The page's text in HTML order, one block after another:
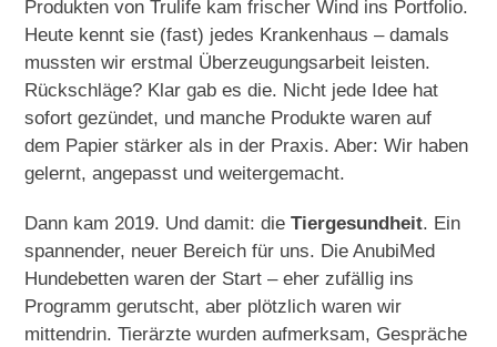
Produkten von Trulife kam frischer Wind ins Portfolio.
Heute kennt sie (fast) jedes Krankenhaus – damals
mussten wir erstmal Überzeugungsarbeit leisten.
Rückschläge? Klar gab es die. Nicht jede Idee hat
sofort gezündet, und manche Produkte waren auf
dem Papier stärker als in der Praxis. Aber: Wir haben
gelernt, angepasst und weitergemacht.
Dann kam 2019. Und damit: dieTiergesundheit. Ein
spannender, neuer Bereich für uns. Die AnubiMed
Hundebetten waren der Start – eher zufällig ins
Programm gerutscht, aber plötzlich waren wir
mittendrin. Tierärzte wurden aufmerksam, Gespräche